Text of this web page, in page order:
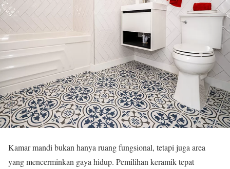
Kamar mandi bukan hanya ruang fungsional, tetapi juga area
yang mencerminkan gaya hidup. Pemilihan keramik tepat